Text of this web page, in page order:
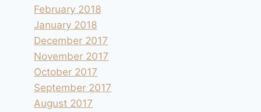
February 2018
January 2018
December 2017
November 2017
October 2017
September 2017
August 2017